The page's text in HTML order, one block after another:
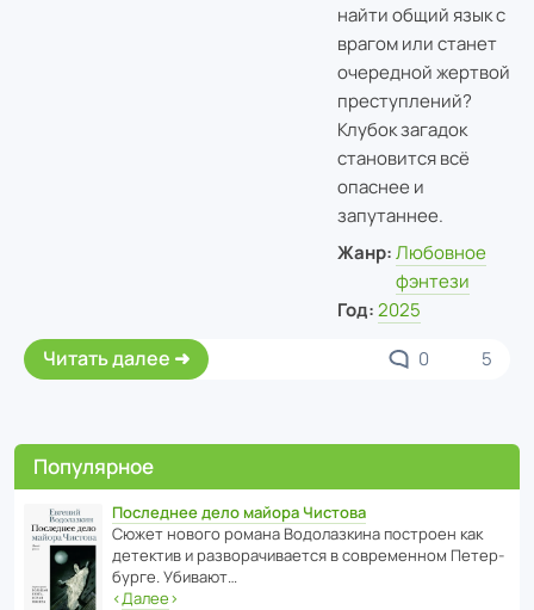
найти общий язык с
врагом или станет
очередной жертвой
преступлений?
Клубок загадок
становится всё
опаснее и
запутаннее.
Жанр: Любовное
фэнтези
Год: 2025
Читать далее 0 5
Популярное
Последнее дело майора Чистова
Сюжет нового романа Водо­ла­з­кина пост­роен как
дете­ктив и разво­ра­чи­ва­ется в совре­менном Пете­р­
бурге. Убивают…
‹Далее›